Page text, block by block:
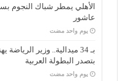
الأهلي يمطر شباك النجوم
عاشور
‏يوم واحد مضت
بـ 34 ميدالية.. وزير
بتصدر البطولة العربية
‏يوم واحد مضت